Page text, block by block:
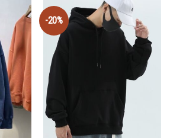
-20%